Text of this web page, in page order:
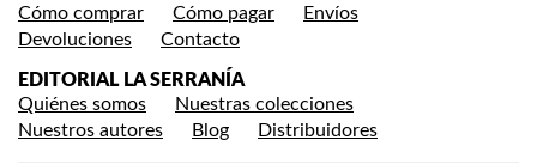
Cómo comprar
Cómo pagar
Envíos
Devoluciones
Contacto
EDITORIAL LA SERRANÍA
Quiénes somos
Nuestras colecciones
Nuestros autores
Blog Distribuidores